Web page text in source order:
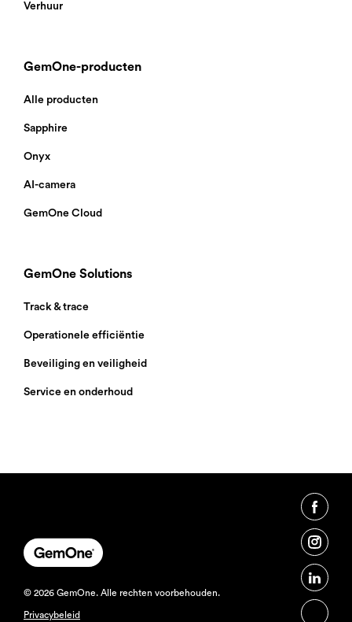
Verhuur
GemOne-producten
Alle producten
Sapphire
Onyx
AI-camera
GemOne Cloud
GemOne Solutions
Track & trace
Operationele efficiëntie
Beveiliging en veiligheid
Service en onderhoud
© 2026 GemOne. Alle rechten voorbehouden.
Privacybeleid